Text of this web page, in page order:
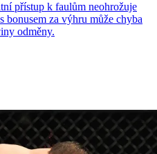
přístup k faulům neohrožuje
bonusem za výhru může chyba
odměny.